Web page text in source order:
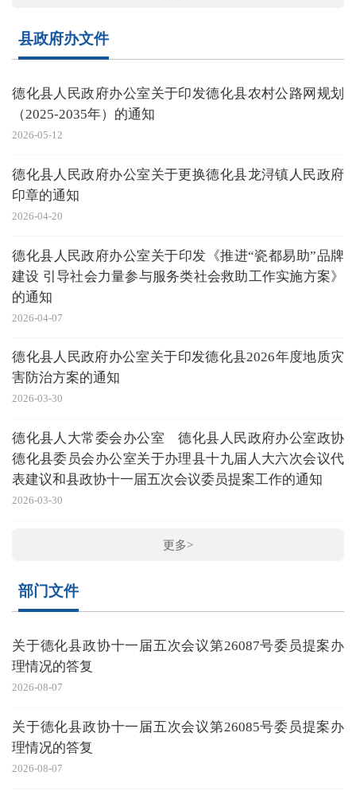
县政府办文件
德化县人民政府办公室关于印发德化县农村公路网规划
（2025-2035年）的通知
2026-05-12
德化县人民政府办公室关于更换德化县龙浔镇人民政府
印章的通知
2026-04-20
德化县人民政府办公室关于印发《推进“瓷都易助”品牌
建设 引导社会力量参与服务类社会救助工作实施方案》
的通知
2026-04-07
德化县人民政府办公室关于印发德化县2026年度地质灾
害防治方案的通知
2026-03-30
德化县人大常委会办公室 德化县人民政府办公室政协
德化县委员会办公室关于办理县十九届人大六次会议代
表建议和县政协十一届五次会议委员提案工作的通知
2026-03-30
更多>
部门文件
关于德化县政协十一届五次会议第26087号委员提案办
理情况的答复
2026-08-07
关于德化县政协十一届五次会议第26085号委员提案办
理情况的答复
2026-08-07